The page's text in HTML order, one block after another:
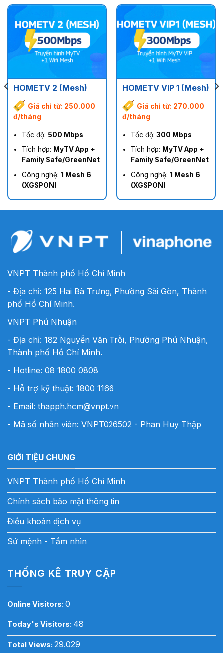
HOMETV 2 (Mesh)
Giá chỉ từ: 250.000
đ/tháng
Tốc độ: 500 Mbps
Tích hợp: MyTV App +
Family Safe/GreenNet
Công nghệ:1 Mesh 6
(XGSPON)
HOMETV VIP 1 (Mesh)
Giá chỉ từ: 270.000
đ/tháng
Tốc độ: 300 Mbps
Tích hợp: MyTV App +
Family Safe/GreenNet
Công nghệ:1 Mesh 6
(XGSPON)
VNPT Thành phố Hồ Chí Minh
- Địa chỉ: 125 Hai Bà Trưng, Phường Sài Gòn, Thành
phố Hồ Chí Minh.
VNPT Phú Nhuận
- Địa chỉ: 182 Nguyễn Văn Trỗi, Phường Phú Nhuận,
Thành phố Hồ Chí Minh.
- Hotline: 08 1800 0808
- Hỗ trợ kỹ thuật: 1800 1166
- Email: thapph.hcm@vnpt.vn
- Mã số nhân viên: VNPT026502 - Phan Huy Thập
GIỚI TIỆU CHUNG
VNPT Thành phố Hồ Chí Minh
Chính sách bảo mật thông tin
Điều khoản dịch vụ
Sứ mệnh - Tầm nhìn
THỐNG KÊ TRUY CẬP
Online Visitors: 0
Today's Visitors: 48
Total Views: 29.029